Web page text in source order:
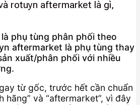
rotuyn aftermarket là gì,
phụ tùng phân phối theo
aftermarket là phụ tùng thay
xuất/phân phối với nhiều
từ gốc, trước hết cần chuẩn
hãng” và “aftermarket”, vì đây